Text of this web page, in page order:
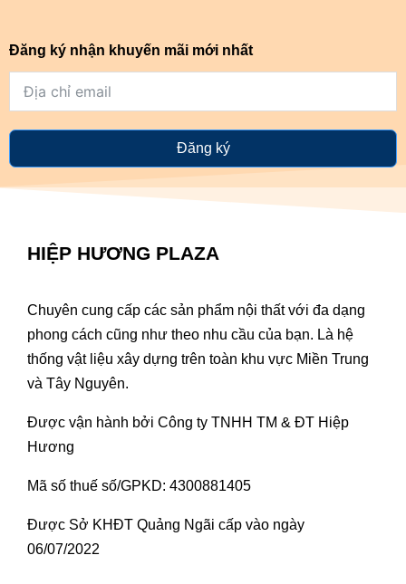
Đăng ký nhận khuyến mãi mới nhất
Đăng ký
HIỆP HƯƠNG PLAZA
Chuyên cung cấp các sản phẩm nội thất với đa dạng
phong cách cũng như theo nhu cầu của bạn. Là hệ
thống vật liệu xây dựng trên toàn khu vực Miền Trung
và Tây Nguyên.
Được vận hành bởi Công ty TNHH TM & ĐT Hiệp
Hương
Mã số thuế số/GPKD: 4300881405
Được Sở KHĐT Quảng Ngãi cấp vào ngày
06/07/2022